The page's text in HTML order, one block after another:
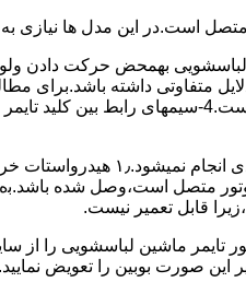
ﻣﺘﺼﻞ اﺳﺖ.در اﯾﻦ مدل ها ﻧﯿﺎزی
لباسشویی بهمحض ﺣﺮﮐﺖ
مشکل ۳:لباسشویی ﻋﻤﻞ آﺑﮕﯿﺮی
ﮐﻨﺘﺎﮐﺖ ﻣﺸﺘﺮک شماره (۱۱)به (۱۳)،ﮐﻪ ﺑﻪ
قابل ﺗﻌﻤﯿﺮ نیست.
ﺻﻮرت ﺑﻮﺑﯿﻦ را ﺗﻌﻮﯾﺾ ﻧﻤﺎﯾﯿﺪ.